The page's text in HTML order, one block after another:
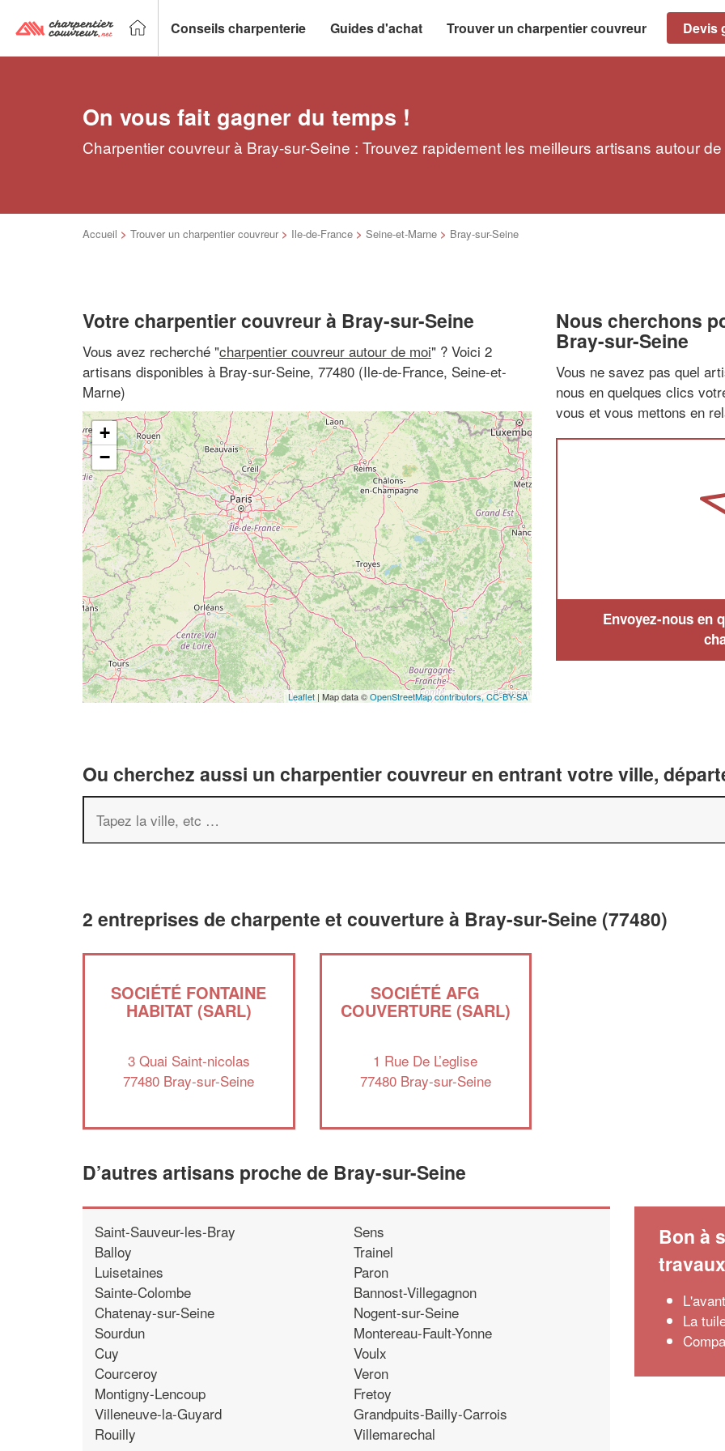
Conseils charpenterie Guides d'achat Trouver un charpentier couvreur Devis
On vous fait gagner du temps !
Charpentier couvreur à Bray-sur-Seine : Trouvez rapidement les meilleurs artisans autour
Accueil > Trouver un charpentier couvreur > Ile-de-France > Seine-et-Marne > Bray-sur-Seine
Votre charpentier couvreur à Bray-sur-Seine
Vous avez recherché "charpentier couvreur autour de moi" ? Voici 2
artisans disponibles à Bray-sur-Seine, 77480 (Ile-de-France, Seine-et-
Marne)
+
−
Leaflet | Map data ©OpenStreetMap contributors,CC-BY-SA
Nous cherchons
Bray-sur-Seine
Vous ne savez pas quel
nous en quelques clics
vous et vous mettons en
Envoyez-nous en
Ou cherchez aussi un charpentier couvreur en entrant votre ville,
2 entreprises de charpente et couverture à Bray-sur-Seine (77480)
SOCIÉTÉ FONTAINE
HABITAT (SARL)
3 Quai Saint-nicolas
77480 Bray-sur-Seine
SOCIÉTÉ AFG
COUVERTURE (SARL)
1 Rue De L’eglise
77480 Bray-sur-Seine
D’autres artisans proche de Bray-sur-Seine
Saint-Sauveur-les-Bray
Balloy
Luisetaines
Sainte-Colombe
Chatenay-sur-Seine
Sourdun
Cuy
Courceroy
Montigny-Lencoup
Villeneuve-la-Guyard
Rouilly
Sens
Trainel
Paron
Bannost-Villegagnon
Nogent-sur-Seine
Montereau-Fault-Yonne
Voulx
Veron
Fretoy
Grandpuits-Bailly-Carrois
Villemarechal
Bon à
travaux
La